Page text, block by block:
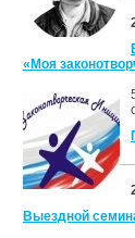
«Моя
Выездной